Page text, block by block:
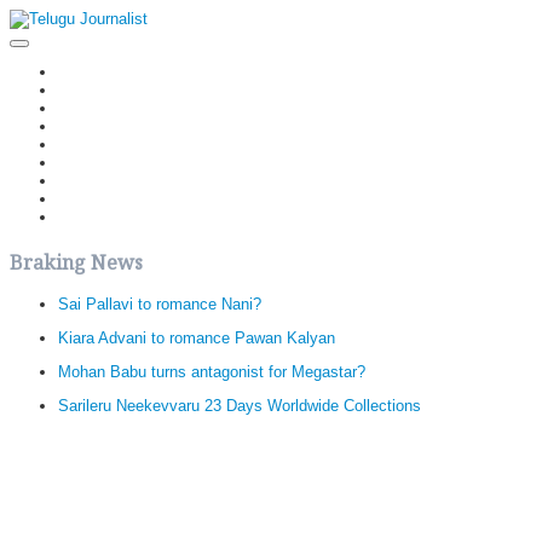
Braking News
Sai Pallavi to romance Nani?
Kiara Advani to romance Pawan Kalyan
Mohan Babu turns antagonist for Megastar?
Sarileru Neekevvaru 23 Days Worldwide Collections